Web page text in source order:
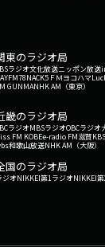
東のラジオ局
ラジオ文化放送ニッポン放送
NACK5 ＦＭヨコハマ
GUNMANHK AM（東京）
畿のラジオ局
ラジオMBSラジオOBCラジオ
FM KOBEe-radio FM滋賀
和歌山放送NHK AM（大阪）
国のラジオ局
ジオNIKKEI第1ラジオNIKKEI